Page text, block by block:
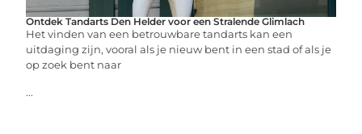
Ontdek Tandarts Den Helder voor een Stralende Glimlach
Het vinden van een betrouwbare tandarts kan een
uitdaging zijn, vooral als je nieuw bent in een stad of als je
op zoek bent naar
...